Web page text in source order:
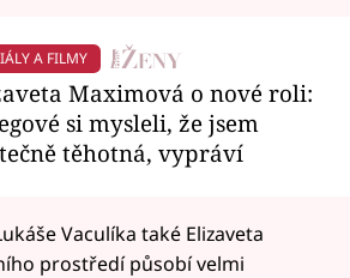
A FILMY
Maximová o nové roli:
si mysleli, že jsem
těhotná, vypráví
Vaculíka také Elizaveta
prostředí působí velmi